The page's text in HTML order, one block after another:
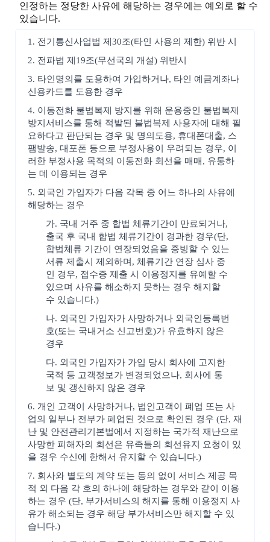
인정하는 정당한 사유에 해당하는 경우에는 예외로 할 수
있습니다.
1. 전기통신사업법 제30조(타인 사용의 제한) 위반 시
2. 전파법 제19조(무선국의 개설) 위반시
3. 타인명의를 도용하여 가입하거나, 타인 예금계좌나
신용카드를 도용한 경우
4. 이동전화 불법복제 방지를 위해 운용중인 불법복제
방지서비스를 통해 적발된 불법복제 사용자에 대해 필
요하다고 판단되는 경우 및 명의도용, 휴대폰대출, 스
팸발송, 대포폰 등으로 부정사용이 우려되는 경우, 이
러한 부정사용 목적의 이동전화 회선을 매매, 유통하
는 데 이용되는 경우
5. 외국인 가입자가 다음 각목 중 어느 하나의 사유에
해당하는 경우
가. 국내 거주 중 합법 체류기간이 만료되거나,
출국 후 국내 합법 체류기간이 경과한 경우(단,
합법체류 기간이 연장되었음을 증빙할 수 있는
서류 제출시 제외하며, 체류기간 연장 심사 중
인 경우, 접수증 제출 시 이용정지를 유예할 수
있으며 사유를 해소하지 못하는 경우 해지할
수 있습니다.)
나. 외국인 가입자가 사망하거나 외국인등록번
호(또는 국내거소 신고번호)가 유효하지 않은
경우
다. 외국인 가입자가 가입 당시 회사에 고지한
국적 등 고객정보가 변경되었으나, 회사에 통
보 및 갱신하지 않은 경우
6. 개인 고객이 사망하거나, 법인고객이 폐업 또는 사
업의 일부나 전부가 폐업된 것으로 확인된 경우 (단, 재
난 및 안전관리기본법에서 지정하는 국가적 재난으로
사망한 피해자의 회선은 유족들의 회선유지 요청이 있
을 경우 수신에 한해서 유지할 수 있습니다.)
7. 회사와 별도의 계약 또는 동의 없이 서비스 제공 목
적 외 다음 각 호의 하나에 해당하는 경우와 같이 이용
하는 경우 (단, 부가서비스의 해지를 통해 이용정지 사
유가 해소되는 경우 해당 부가서비스만 해지할 수 있
습니다.)